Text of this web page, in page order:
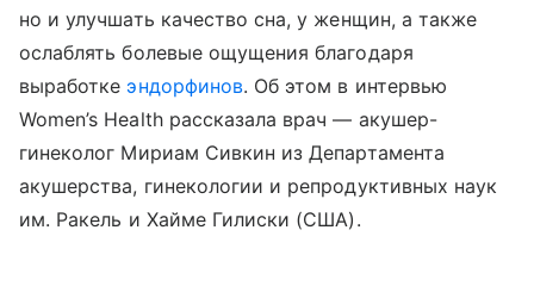
но и улучшать качество сна, у женщин, а также
ослаблять болевые ощущения благодаря
выработке эндорфинов. Об этом в интервью
Women’s Health рассказала врач — акушер-
гинеколог Мириам Сивкин из Департамента
акушерства, гинекологии и репродуктивных наук
им. Ракель и Хайме Гилиски (США).